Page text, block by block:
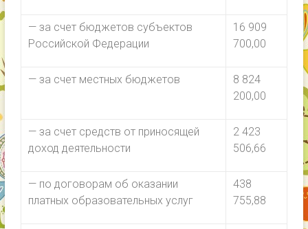
— за счет бюджетов субъектов
Российской Федерации
16 909
700,00
— за счет местных бюджетов
8 824
200,00
— за счет средств от приносящей
доход деятельности
2 423
506,66
— по договорам об оказании
платных образовательных услуг
438
755,88